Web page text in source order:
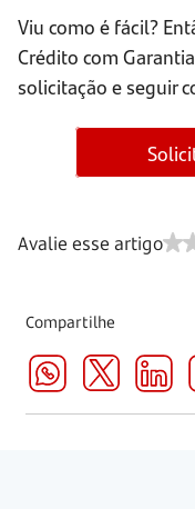
Viu como é fácil?
Crédito com
solicitação e seguir
Avalie esse artigo
Compartilhe